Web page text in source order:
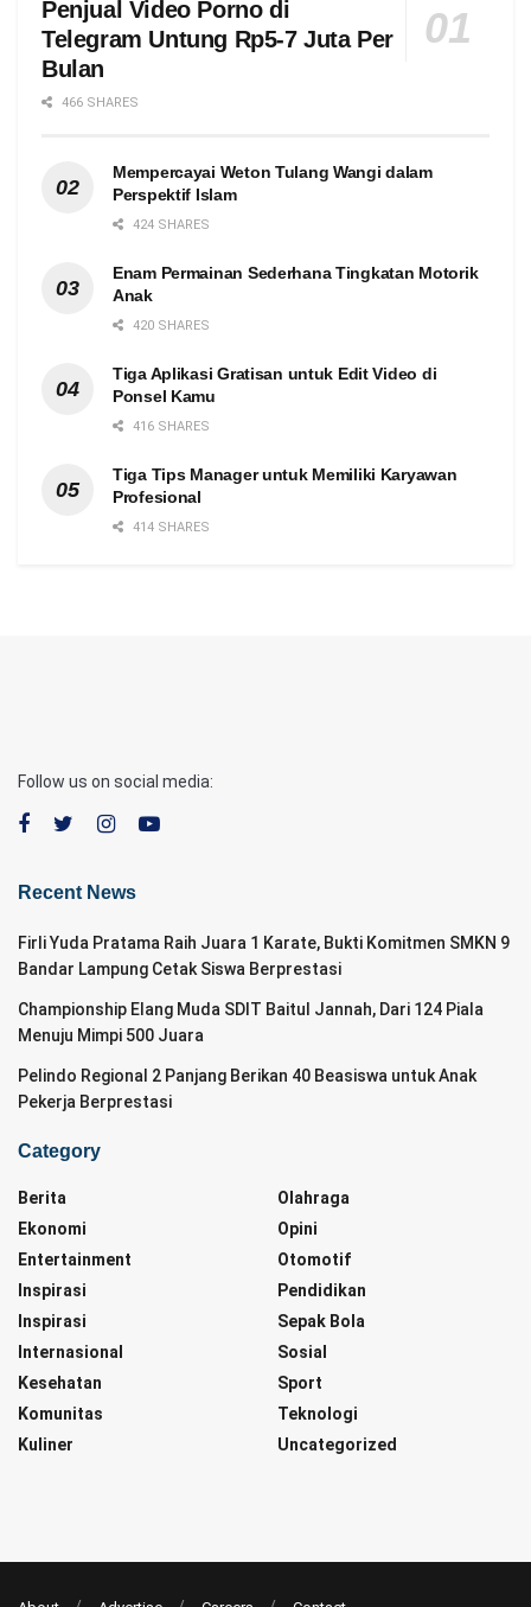
Penjual Video Porno di
Telegram Untung Rp5-7 Juta Per
Bulan
466 SHARES
Mempercayai Weton Tulang Wangi dalam
Perspektif Islam
424 SHARES
Enam Permainan Sederhana Tingkatan Motorik
Anak
420 SHARES
Tiga Aplikasi Gratisan untuk Edit Video di
Ponsel Kamu
416 SHARES
Tiga Tips Manager untuk Memiliki Karyawan
Profesional
414 SHARES
Follow us on social media:
Recent News
Firli Yuda Pratama Raih Juara 1 Karate, Bukti Komitmen SMKN 9
Bandar Lampung Cetak Siswa Berprestasi
Championship Elang Muda SDIT Baitul Jannah, Dari 124 Piala
Menuju Mimpi 500 Juara
Pelindo Regional 2 Panjang Berikan 40 Beasiswa untuk Anak
Pekerja Berprestasi
Category
Berita
Ekonomi
Entertainment
Inspirasi
Inspirasi
Internasional
Kesehatan
Komunitas
Kuliner
Olahraga
Opini
Otomotif
Pendidikan
Sepak Bola
Sosial
Sport
Teknologi
Uncategorized